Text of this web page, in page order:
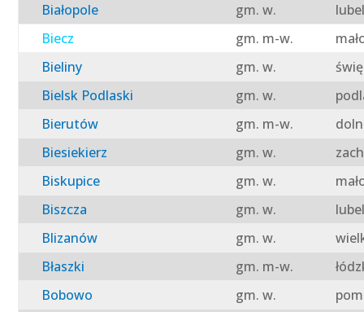
Białopole
gm. w.
Biecz
gm. m-w.
Bieliny
gm. w.
Bielsk Podlaski
gm. w.
Bierutów
gm. m-w.
Biesiekierz
gm. w.
Biskupice
gm. w.
Biszcza
gm. w.
Blizanów
gm. w.
Błaszki
gm. m-w.
Bobowo
gm. w.